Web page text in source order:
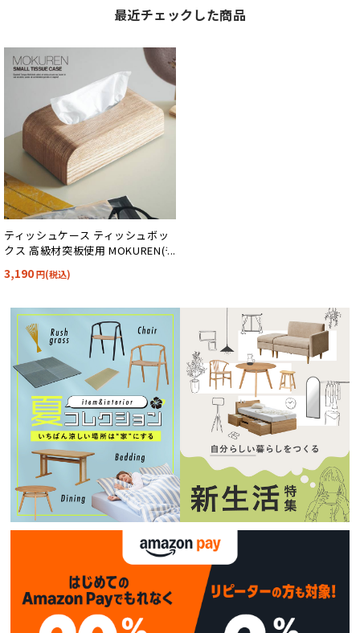
最近チェックした商品
ティッシュケース ティッシュボッ
クス 高級材突板使用 MOKUREN(モ
3,190円(税込)